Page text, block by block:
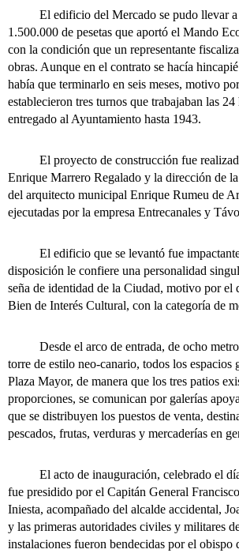
El edificio del Mercado se pudo llevar a
1.500.000 de pesetas que aportó el Mando
con la condición que un representante
obras. Aunque en el contrato se hacía
había que terminarlo en seis meses, motivo
establecieron tres turnos que trabajaban las 24
entregado al Ayuntamiento hasta 1943.
El proyecto de construcción fue
Enrique Marrero Regalado y la dirección de
del arquitecto municipal Enrique Rumeu de
ejecutadas por la empresa Entrecanales y
El edificio que se levantó fue
disposición le confiere una personalidad
seña de identidad de la Ciudad, motivo por el
Bien de Interés Cultural, con la categoría de
Desde el arco de entrada, de ocho
torre de estilo neo-canario, todos los espacios
Plaza Mayor, de manera que los tres patios
proporciones, se comunican por galerías
que se distribuyen los puestos de venta,
pescados, frutas, verduras y mercaderías en
El acto de inauguración, celebrado el día
fue presidido por el Capitán General
Iniesta, acompañado del alcalde accidental,
y las primeras autoridades civiles y militares
instalaciones fueron bendecidas por el obispo